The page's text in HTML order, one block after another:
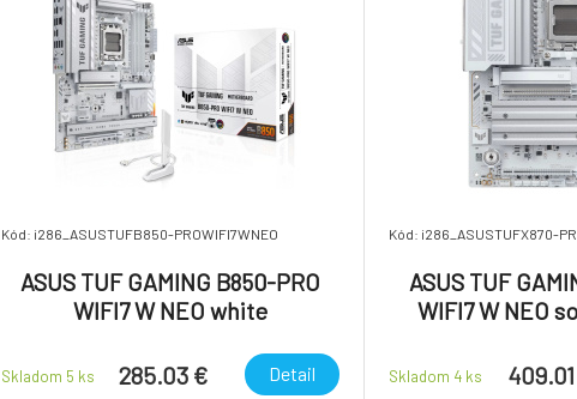
Kód: i286_ASUSTUFB850-PROWIFI7WNEO
ASUS TUF GAMING B850-PRO
WIFI7 W NEO white
Skladom 5 ks 285.03 € Detail
Kód: i286_ASUSTUFX870-
ASUS TUF
WIFI7 W NEO
Skladom 4 ks